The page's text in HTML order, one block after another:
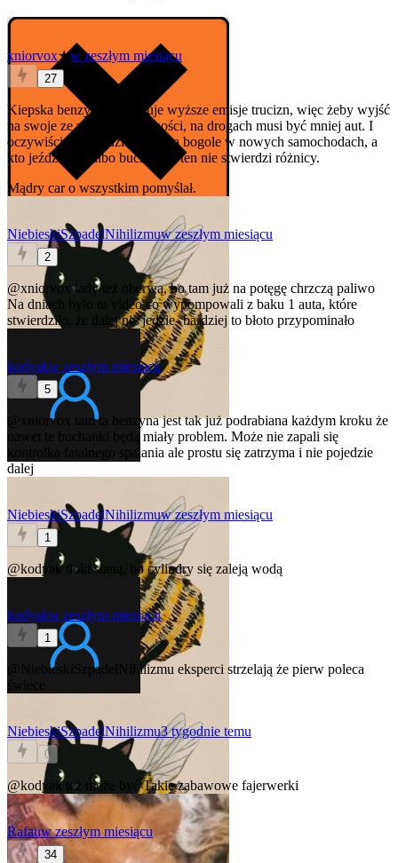
xniorvox★w zeszłym miesiącu
27
Kiepska benzyna powoduje wyższe emisje trucizn, więc żeby wyjść
na swoje ze zdrowiem ludności, na drogach musi być mniej aut. I
oczywiście najbardziej oberwą bogole w nowych samochodach, a
kto jeździ ładą albo buchanką, ten nie stwierdzi różnicy.
Mądry car o wszystkim pomyślał.
NiebieskiSzpadelNihilizmuw zeszłym miesiącu
2
@xniorvox łady też oberwą, bo tam już na potęgę chrzczą paliwo
Na dniach było tu video co wypompowali z baku 1 auta, które
stwierdziło, że dalej nie jedzie- bardziej to błoto przypominało
kodyakw zeszłym miesiącu
5
@xniorvox
tam ta benzyna jest tak już podrabiana każdym kroku że
nawet te buchanki będą miały problem. Może nie zapali się
kontrolka fatalnego spalania ale prostu się zatrzyma i nie pojedzie
dalej
NiebieskiSzpadelNihilizmuw zeszłym miesiącu
1
@kodyaktłoki staną, bo cylindry się zaleją wodą
kodyakw zeszłym miesiącu
1
@NiebieskiSzpadelNihilizmu eksperci strzelają że pierw poleca
NiebieskiSzpadelNihilizmu3 tygodnie temu
0
@kodyakteż może byćTakie zabawowe fajerwerki
Rafauw zeszłym miesiącu
34